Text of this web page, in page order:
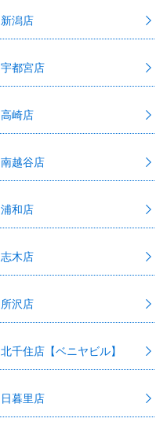
新潟店
宇都宮店
高崎店
南越谷店
浦和店
志木店
所沢店
北千住店【ベニヤビル】
日暮里店